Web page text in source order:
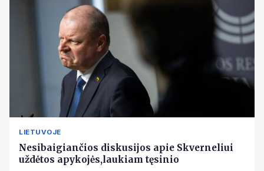
LIETUVOJE
Nesibaigiančios diskusijos apie Skverneliui
uždėtos apykojės,laukiam tęsinio